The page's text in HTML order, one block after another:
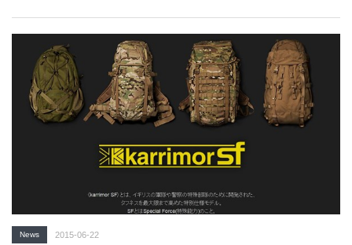
News 2015-06-22